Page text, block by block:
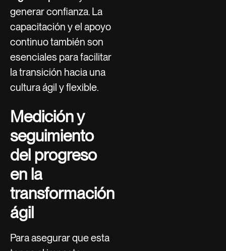
generar confianza. La
capacitación y el apoyo
continuo también son
esenciales para facilitar
la transición hacia una
cultura ágil y flexible.
Medición y
seguimiento
del progreso
en la
transformación
ágil
Para asegurar que esta